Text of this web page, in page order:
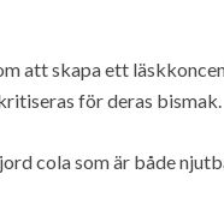
att skapa ett
för deras bismak.
cola som är både